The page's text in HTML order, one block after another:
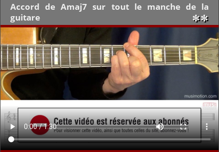
Accord de Amaj7 sur tout le manche de la
guitare
✼✼